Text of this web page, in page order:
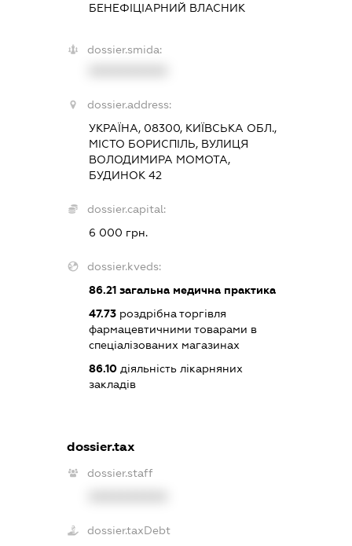
БЕНЕФІЦІАРНИЙ ВЛАСНИК
dossier.smida:
dossier.address:
УКРАЇНА, 08300, КИЇВСЬКА ОБЛ.,
МІСТО БОРИСПІЛЬ, ВУЛИЦЯ
ВОЛОДИМИРА МОМОТА,
БУДИНОК 42
dossier.capital:
6 000 грн.
dossier.kveds:
86.21загальна медична практика
47.73роздрібна торгівля
фармацевтичними товарами в
спеціалізованих магазинах
86.10діяльність лікарняних
закладів
dossier.tax
dossier.staff
dossier.taxDebt